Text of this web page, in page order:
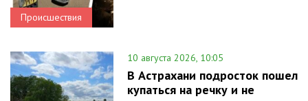
Происшествия
10 августа 2026, 10:05
В Астрахани подросток пошел
купаться на речку и не